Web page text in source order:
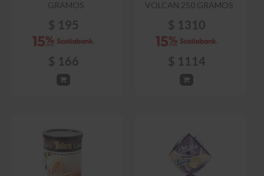
GRAMOS
$ 195
$ 166
VOLCAN 250 GRAMOS
$ 1310
$ 1114